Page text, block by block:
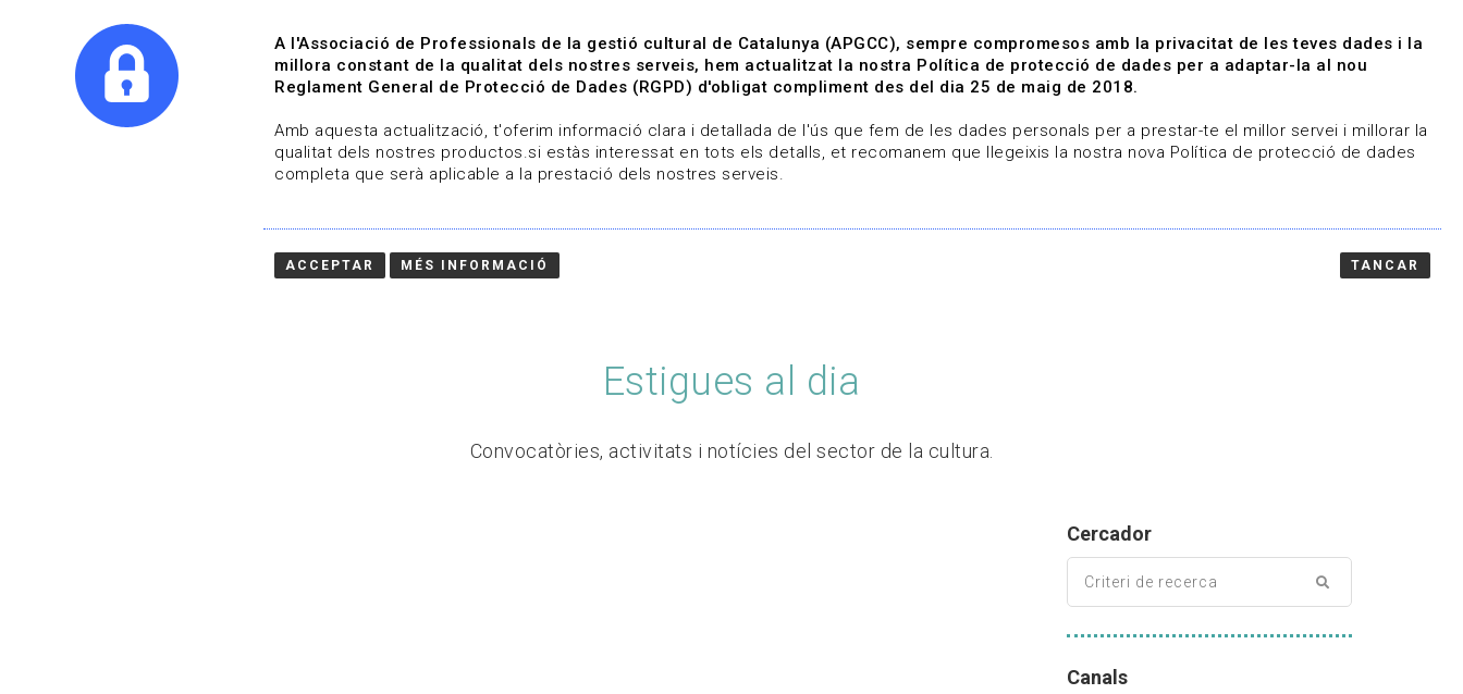
Qui som Línies de treball Projectes Serveis A qui representem Contacte
Estigues al dia
Convocatòries, activitats i notícies del sector de la cultura.
Cercador
Canals
A l'Associació de Professionals de la gestió cultural de Catalunya (APGCC), sempre compromesos amb la privacitat de les teves dades i la
millora constant de la qualitat dels nostres serveis, hem actualitzat la nostra Política de protecció de dades per a adaptar-la al nou
Reglament General de Protecció de Dades (RGPD) d'obligat compliment des del dia 25 de maig de 2018.
Amb aquesta actualització, t'oferim informació clara i detallada de l'ús que fem de les dades personals per a prestar-te el millor servei i millorar la
qualitat dels nostres productos.si estàs interessat en tots els detalls, et recomanem que llegeixis la nostra nova Política de protecció de dades
completa que serà aplicable a la prestació dels nostres serveis.
ACCEPTAR MÉS INFORMACIÓ TANCAR